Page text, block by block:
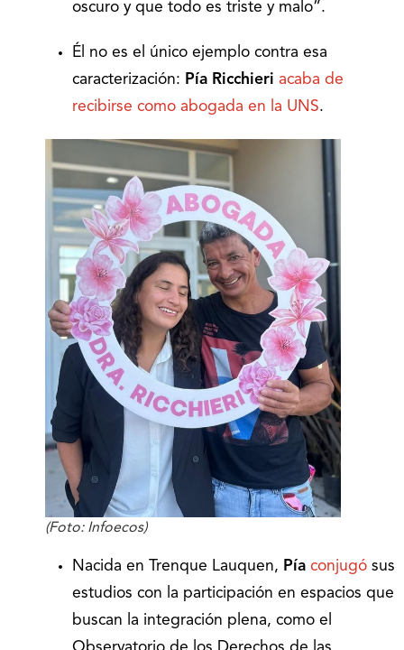
oscuro y que todo es triste y malo”.
Él no es el único ejemplo contra esa
caracterización: Pía Ricchieri acaba de
recibirse como abogada en la UNS.
(Foto: Infoecos)
Nacida en Trenque Lauquen, Pía conjugó sus
estudios con la participación en espacios que
buscan la integración plena, como el